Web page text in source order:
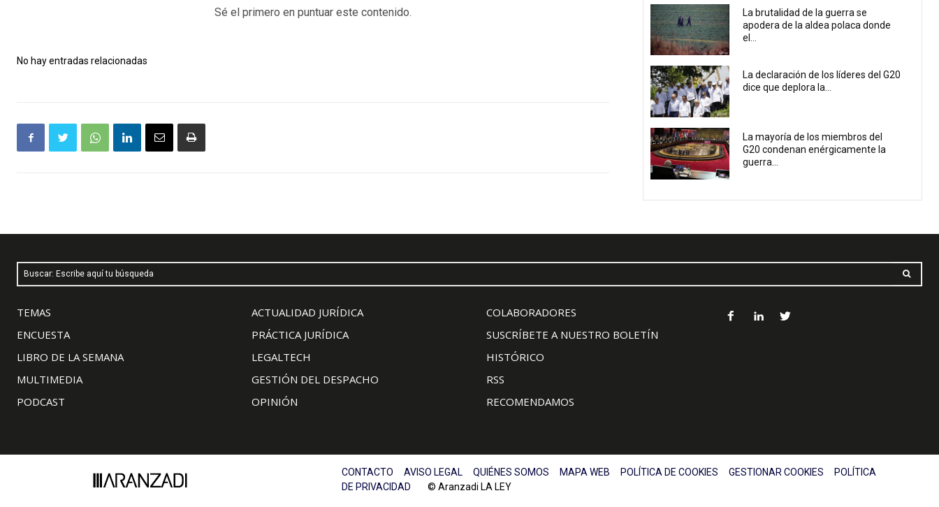
Sé el primero en puntuar este contenido.
No hay entradas relacionadas
La brutalidad de la guerra se
apodera de la aldea polaca donde
el...
La declaración de los líderes del G20
dice que deplora la...
La mayoría de los miembros del
G20 condenan enérgicamente la
guerra...
Buscar: Escribe aquí tu búsqueda
TEMAS
ENCUESTA
LIBRO DE LA SEMANA
MULTIMEDIA
PODCAST
ACTUALIDAD JURÍDICA
PRÁCTICA JURÍDICA
LEGALTECH
GESTIÓN DEL DESPACHO
OPINIÓN
COLABORADORES
SUSCRÍBETE A NUESTRO BOLETÍN
HISTÓRICO
RSS
RECOMENDAMOS
CONTACTO AVISO LEGAL QUIÉNES SOMOS MAPA WEB POLÍTICA DE COOKIES GESTIONAR COOKIES
POLÍTICA
DE PRIVACIDAD © Aranzadi LA LEY